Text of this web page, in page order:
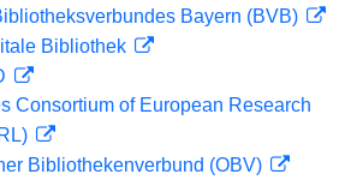
Bayern (BVB)
Bibliothek
Consortium of European Research
Bibliothekenverbund (OBV)